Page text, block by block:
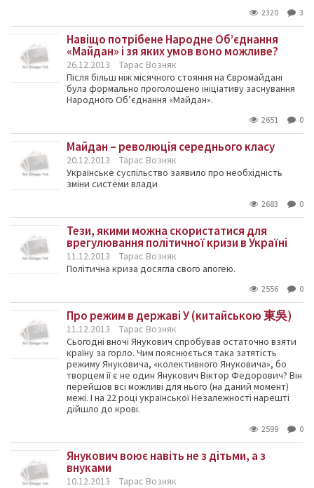
2320 3
Навіщо потрібене Народне Об’єднання
«Майдан» і зя яких умов воно можливе?
26.12.2013
Тарас Возняк
Після більш ніж місячного стояння на Євромайдані
була формально проголошено ініціативу заснування
Народного Об’єднання «Майдан».
2651 0
Майдан – революція середнього класу
20.12.2013
Тарас Возняк
Українське суспільство заявило про необхідність
зміни системи влади
2683 0
Тези, якими можна скористатися для
врегулювання політичної кризи в Україні
11.12.2013
Тарас Возняк
Політична криза досягла свого апогею.
2556 0
Про режим в державі У (китайською 東吳)
11.12.2013
Тарас Возняк
Сьогодні вночі Янукович спробував остаточно взяти
країну за горло. Чим пояснюється така затятість
режиму Януковича, «колективного Януковича», бо
творцем її є не один Янукович Віктор Федорович? Він
перейшов всі можливі для нього (на даний момент)
межі. І на 22 році української Незалежності нарешті
дійшло до крові.
2599 0
Янукович воює навіть не з дітьми, а з
внуками
10.12.2013
Тарас Возняк